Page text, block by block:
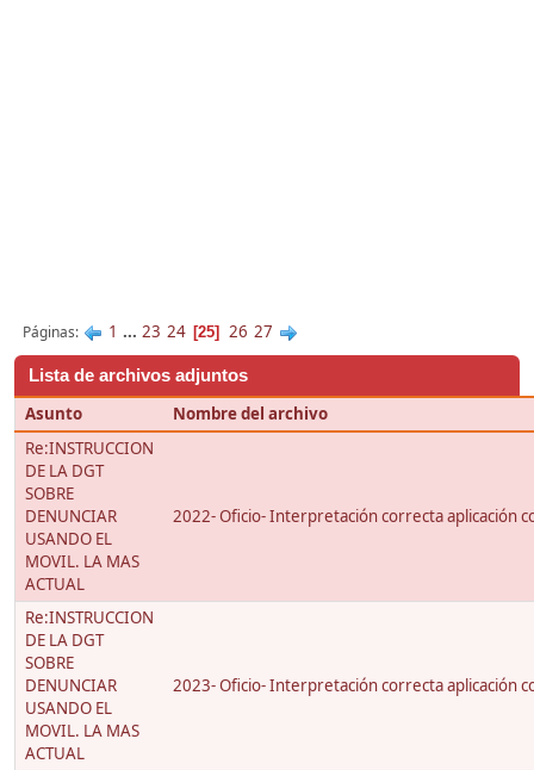
Páginas 1 ... 23 24 25 26 27
Lista de archivos adjuntos
Asunto
Nombre del archivo
Re:INSTRUCCION
DE LA DGT
SOBRE
DENUNCIAR
USANDO EL
MOVIL. LA MAS
ACTUAL
2022- Oficio- Interpretación correcta aplicación
Re:INSTRUCCION
DE LA DGT
SOBRE
DENUNCIAR
USANDO EL
MOVIL. LA MAS
ACTUAL
2023- Oficio- Interpretación correcta aplicación